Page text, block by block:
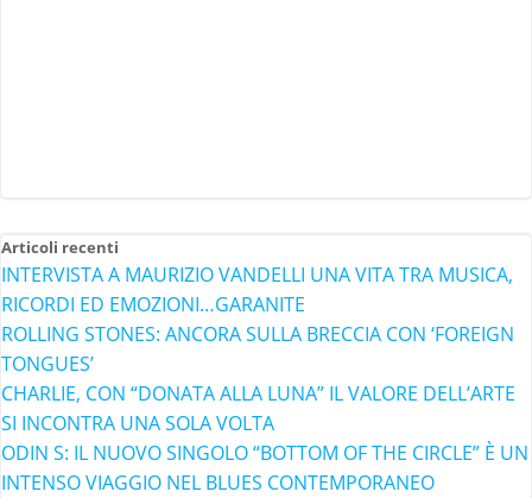
Articoli recenti
INTERVISTA A MAURIZIO VANDELLI UNA VITA TRA MUSICA,
RICORDI ED EMOZIONI…GARANITE
ROLLING STONES: ANCORA SULLA BRECCIA CON ‘FOREIGN
TONGUES’
CHARLIE, CON “DONATA ALLA LUNA” IL VALORE DELL’ARTE
SI INCONTRA UNA SOLA VOLTA
ODIN S: IL NUOVO SINGOLO “BOTTOM OF THE CIRCLE” È UN
INTENSO VIAGGIO NEL BLUES CONTEMPORANEO